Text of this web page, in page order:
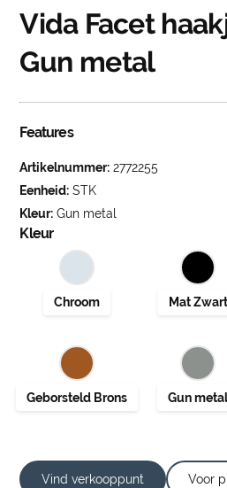
Vida Facet
Gun metal
Features
Artikelnummer: 2772255
Eenheid: STK
Kleur: Gun metal
Kleur
Vind verkooppunt Voor